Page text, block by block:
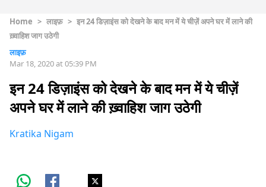
Home > लाइफ़ > इन 24 डिज़ाइंस को देखने के बाद मन में ये चीज़ें अपने घर में लाने की
ख़्वाहिश जाग उठेगी
लाइफ़
Mar 18, 2020 at 05:39 PM
इन 24 डिज़ाइंस को देखने के बाद मन में ये चीज़ें
अपने घर में लाने की ख़्वाहिश जाग उठेगी
Kratika Nigam